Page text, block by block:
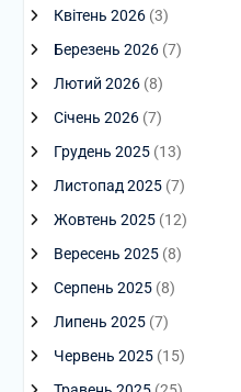
Квітень 2026(3)
Березень 2026(7)
Лютий 2026(8)
Січень 2026(7)
Грудень 2025(13)
Листопад 2025(7)
Жовтень 2025(12)
Вересень 2025(8)
Серпень 2025(8)
Липень 2025(7)
Червень 2025(15)